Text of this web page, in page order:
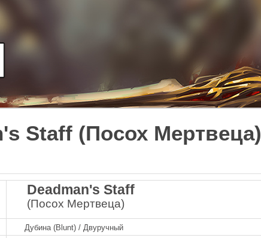
Staff (Посох Мертвеца)
Deadman's Staff
(Посох Мертвеца)
Дубина (Blunt) / Двуручный